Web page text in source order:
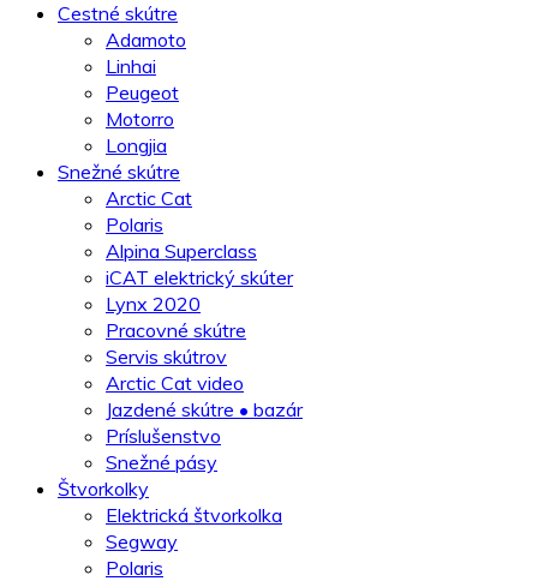
Cestné skútre
Adamoto
Linhai
Peugeot
Motorro
Longjia
Snežné skútre
Arctic Cat
Polaris
Alpina Superclass
iCAT elektrický skúter
Lynx 2020
Pracovné skútre
Servis skútrov
Arctic Cat video
Jazdené skútre • bazár
Príslušenstvo
Snežné pásy
Štvorkolky
Elektrická štvorkolka
Segway
Polaris